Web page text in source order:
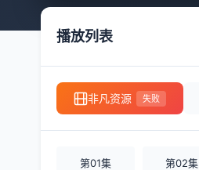
播放列表
非凡资源 失败
第01集 第02集